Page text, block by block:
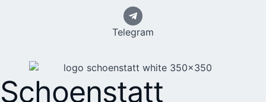
Telegram
Schoenstatt